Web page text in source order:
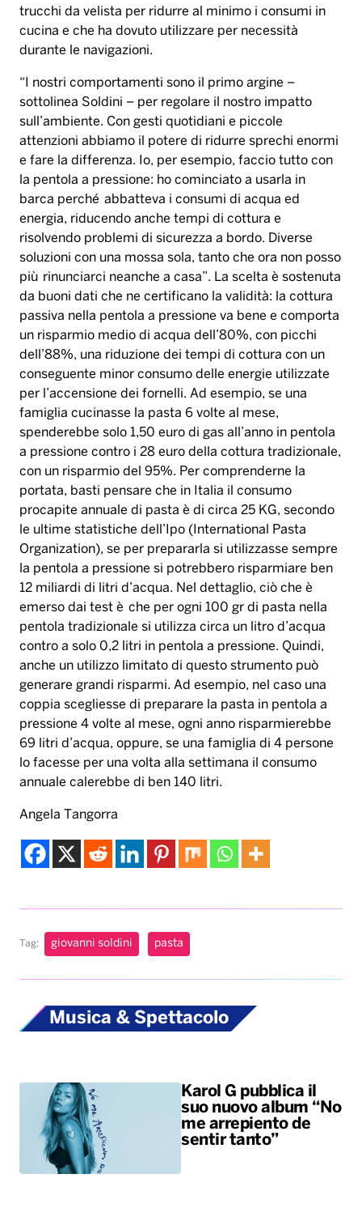
trucchi da velista per ridurre al minimo i consumi in
cucina e che ha dovuto utilizzare per necessità
durante le navigazioni.
“I nostri comportamenti sono il primo argine –
sottolinea Soldini – per regolare il nostro impatto
sull’ambiente. Con gesti quotidiani e piccole
attenzioni abbiamo il potere di ridurre sprechi enormi
e fare la differenza. Io, per esempio, faccio tutto con
la pentola a pressione: ho cominciato a usarla in
barca perché abbatteva i consumi di acqua ed
energia, riducendo anche tempi di cottura e
risolvendo problemi di sicurezza a bordo. Diverse
soluzioni con una mossa sola, tanto che ora non posso
più rinunciarci neanche a casa”. La scelta è sostenuta
da buoni dati che ne certificano la validità: la cottura
passiva nella pentola a pressione va bene e comporta
un risparmio medio di acqua dell’80%, con picchi
dell’88%, una riduzione dei tempi di cottura con un
conseguente minor consumo delle energie utilizzate
per l’accensione dei fornelli. Ad esempio, se una
famiglia cucinasse la pasta 6 volte al mese,
spenderebbe solo 1,50 euro di gas all’anno in pentola
a pressione contro i 28 euro della cottura tradizionale,
con un risparmio del 95%. Per comprenderne la
portata, basti pensare che in Italia il consumo
procapite annuale di pasta è di circa 25 KG, secondo
le ultime statistiche dell’Ipo (International Pasta
Organization), se per prepararla si utilizzasse sempre
la pentola a pressione si potrebbero risparmiare ben
12 miliardi di litri d’acqua. Nel dettaglio, ciò che è
emerso dai test è che per ogni 100 gr di pasta nella
pentola tradizionale si utilizza circa un litro d’acqua
contro a solo 0,2 litri in pentola a pressione. Quindi,
anche un utilizzo limitato di questo strumento può
generare grandi risparmi. Ad esempio, nel caso una
coppia scegliesse di preparare la pasta in pentola a
pressione 4 volte al mese, ogni anno risparmierebbe
69 litri d’acqua, oppure, se una famiglia di 4 persone
lo facesse per una volta alla settimana il consumo
annuale calerebbe di ben 140 litri.
Angela Tangorra
Tag: giovanni soldini pasta
Musica & Spettacolo
Karol G pubblica il
suo nuovo album “No
me arrepiento de
sentir tanto”